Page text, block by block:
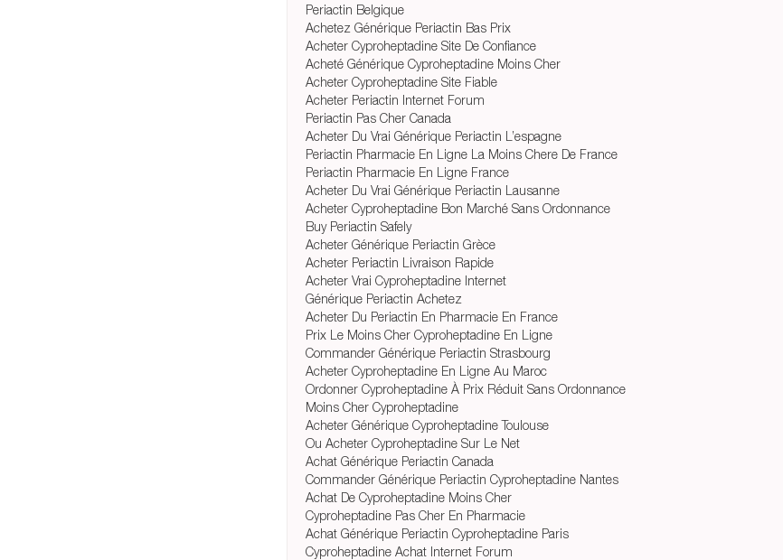
Periactin Belgique
Achetez Générique Periactin Bas Prix
Acheter Cyproheptadine Site De Confiance
Acheté Générique Cyproheptadine Moins Cher
Acheter Cyproheptadine Site Fiable
Acheter Periactin Internet Forum
Periactin Pas Cher Canada
Acheter Du Vrai Générique Periactin L’espagne
Periactin Pharmacie En Ligne La Moins Chere De France
Periactin Pharmacie En Ligne France
Acheter Du Vrai Générique Periactin Lausanne
Acheter Cyproheptadine Bon Marché Sans Ordonnance
Buy Periactin Safely
Acheter Générique Periactin Grèce
Acheter Periactin Livraison Rapide
Acheter Vrai Cyproheptadine Internet
Générique Periactin Achetez
Acheter Du Periactin En Pharmacie En France
Prix Le Moins Cher Cyproheptadine En Ligne
Commander Générique Periactin Strasbourg
Acheter Cyproheptadine En Ligne Au Maroc
Ordonner Cyproheptadine À Prix Réduit Sans Ordonnance
Moins Cher Cyproheptadine
Acheter Générique Cyproheptadine Toulouse
Ou Acheter Cyproheptadine Sur Le Net
Achat Générique Periactin Canada
Commander Générique Periactin Cyproheptadine Nantes
Achat De Cyproheptadine Moins Cher
Cyproheptadine Pas Cher En Pharmacie
Achat Générique Periactin Cyproheptadine Paris
Cyproheptadine Achat Internet Forum